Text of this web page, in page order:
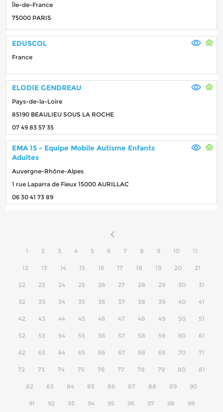
Île-de-France
75000 PARIS
EDUSCOL
France
ELODIE GENDREAU
Pays-de-la-Loire
85190 BEAULIEU SOUS LA ROCHE
07 49 83 57 35
EMA 15 - Equipe Mobile Autisme Enfants
Adultes
Auvergne-Rhône-Alpes
1 rue Laparra de Fieux 15000 AURILLAC
06 30 41 73 89
1 2 3 4 5 6 7 8 9 10 11
12 13 14 15 16 17 18 19 20 21
22 23 24 25 26 27 28 29 30 31
32 33 34 35 36 37 38 39 40 41
42 43 44 45 46 47 48 49 50 51
52 53 54 55 56 57 58 59 60 61
62 63 64 65 66 67 68 69 70 71
72 73 74 75 76 77 78 79 80 81
82 83 84 85 86 87 88 89 90
91 92 93 94 95 96 97 98 99